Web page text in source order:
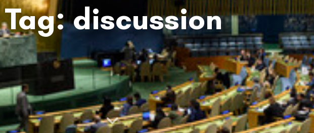
Tag: discussion